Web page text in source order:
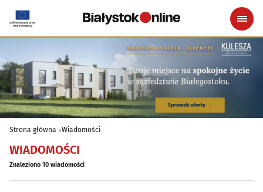
Strona główna Wiadomości
WIADOMOŚCI
Znaleziono 10 wiadomości